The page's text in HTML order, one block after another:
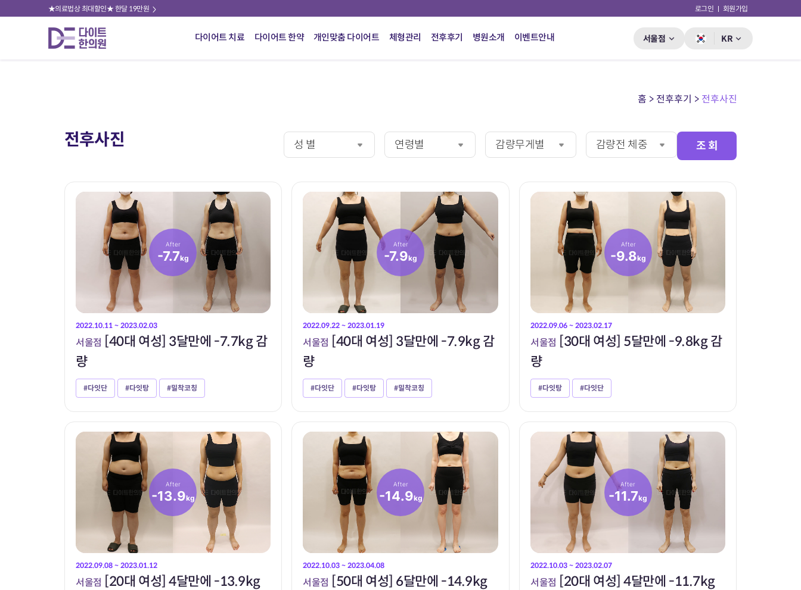
★의료법상 최대할인★ 한달 19만원 로그인 회원가입
다이어트 치료 다이어트 한약 개인맞춤 다이어트 체형관리 전후후기 병원소개 이벤트안내 서울점 KR
홈 > 전후후기 > 전후사진
전후사진 성 별 연령별 감량무게별 감량전 체중 조 회
After
-7.7kg
2022.10.11 ~ 2023.02.03
서울점 [40대 여성] 3달만에 -7.7kg 감
량
#다잇단 #다잇탕 #밀착코칭
After
-7.9kg
2022.09.22 ~ 2023.01.19
서울점 [40대 여성] 3달만에 -7.9kg 감
량
#다잇단 #다잇탕 #밀착코칭
After
-9.8kg
2022.09.06 ~ 2023.02.17
서울점 [30대 여성] 5달만에 -9.8kg 감
량
#다잇탕 #다잇단
After
-13.9kg
2022.09.08 ~ 2023.01.12
서울점 [20대 여성] 4달만에 -13.9kg
After
-14.9kg
2022.10.03 ~ 2023.04.08
서울점 [50대 여성] 6달만에 -14.9kg
After
-11.7kg
2022.10.03 ~ 2023.02.07
서울점 [20대 여성] 4달만에 -11.7kg